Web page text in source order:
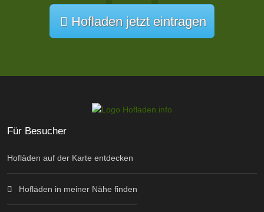
Hofladen jetzt eintragen
Für Besucher
Hofläden auf der Karte entdecken
Hofläden in meiner Nähe finden